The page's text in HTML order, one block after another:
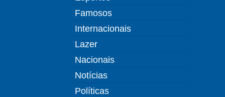
Famosos
Internacionais
Lazer
Nacionais
Notícias
Políticas